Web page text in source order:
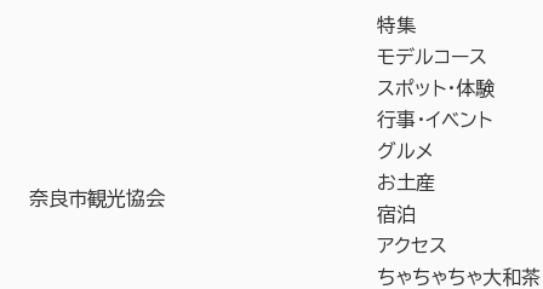
奈良市観光協会
特集
モデルコース
スポット・体験
行事・イベント
グルメ
お土産
宿泊
アクセス
ちゃちゃちゃ大和茶